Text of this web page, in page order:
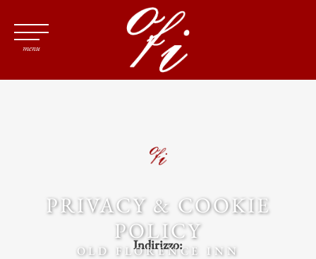
menu
PRIVACY & COOKIE
POLICY
OLD FLORENCE INN
Indirizzo: